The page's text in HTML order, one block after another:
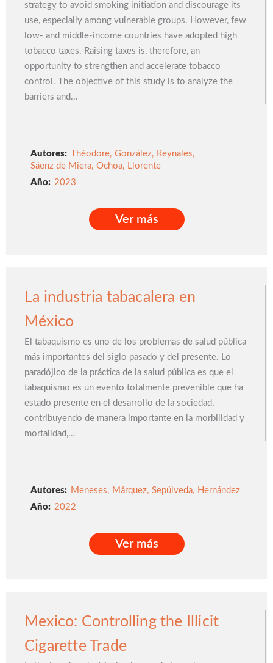
strategy to avoid smoking initiation and discourage its
use, especially among vulnerable groups. However, few
low- and middle-income countries have adopted high
tobacco taxes. Raising taxes is, therefore, an
opportunity to strengthen and accelerate tobacco
control. The objective of this study is to analyze the
barriers and...
Autores: Théodore, González, Reynales,
Sáenz de Miera, Ochoa, Llorente
2023
Ver más
La industria tabacalera en
México
El tabaquismo es uno de los problemas de salud pública
más importantes del siglo pasado y del presente. Lo
paradójico de la práctica de la salud pública es que el
tabaquismo es un evento totalmente prevenible que ha
estado presente en el desarrollo de la sociedad,
contribuyendo de manera importante en la morbilidad y
mortalidad,...
Autores: Meneses, Márquez, Sepúlveda, Hernández
2022
Ver más
Mexico: Controlling the Illicit
Cigarette Trade